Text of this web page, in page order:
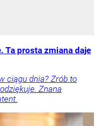
Ta prosta zmiana daje
ciągu dnia? Zrób to
Znana